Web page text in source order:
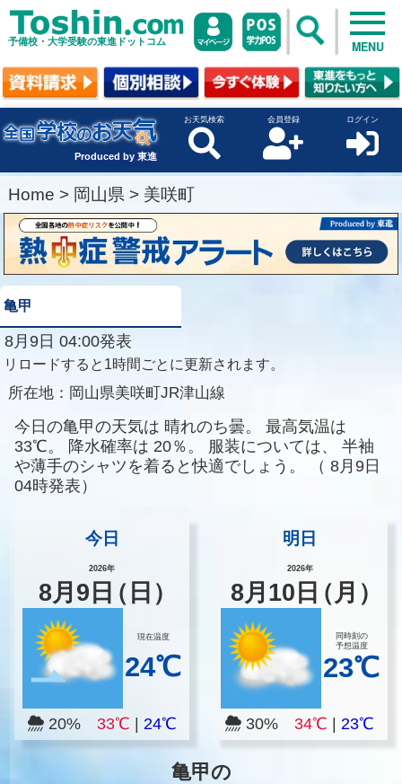
予備校・大学受験の東進ドットコム MENU
Produced by 東進
お天気検索 会員登録 ログイン
Home > 岡山県 > 美咲町
亀甲
8月9日 04:00発表
リロードすると1時間ごとに更新されます。
所在地： 岡山県美咲町JR津山線
今日の亀甲の天気は 晴れのち曇。
最高気温は
33℃。
降水確率は 20％。 服装については、
半袖
や薄手のシャツを着ると快適でしょう。
（ 8月9日
04時発表）
今日
2026年
8月 9 日（日）
現在温度
24℃
20% 33℃ 24℃
明日
2026年
8月 10 日（月）
同時刻の
予想温度
23℃
30% 34℃ |23℃
亀甲の